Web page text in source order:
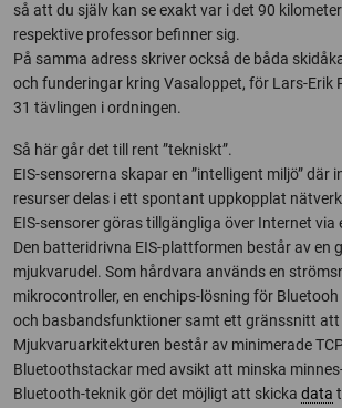
så att du själv kan se exakt var i det 90
respektive professor befinner sig.
På samma adress skriver också de båda
och funderingar kring Vasaloppet, för Lars-Erik
31 tävlingen i ordningen.
Så här går det till rent ”tekniskt”.
EIS-sensorerna skapar en ”intelligent miljö” där
resurser delas i ett spontant uppkopplat
EIS-sensorer göras tillgängliga över Internet via
Den batteridrivna EIS-plattformen består av en
mjukvarudel. Som hårdvara används en
mikrocontroller, en enchips-lösning för
och basbandsfunktioner samt ett gränssnitt att
Mjukvaruarkitekturen består av minimerade
Bluetoothstackar med avsikt att minska
Bluetooth-teknik gör det möjligt att skicka data